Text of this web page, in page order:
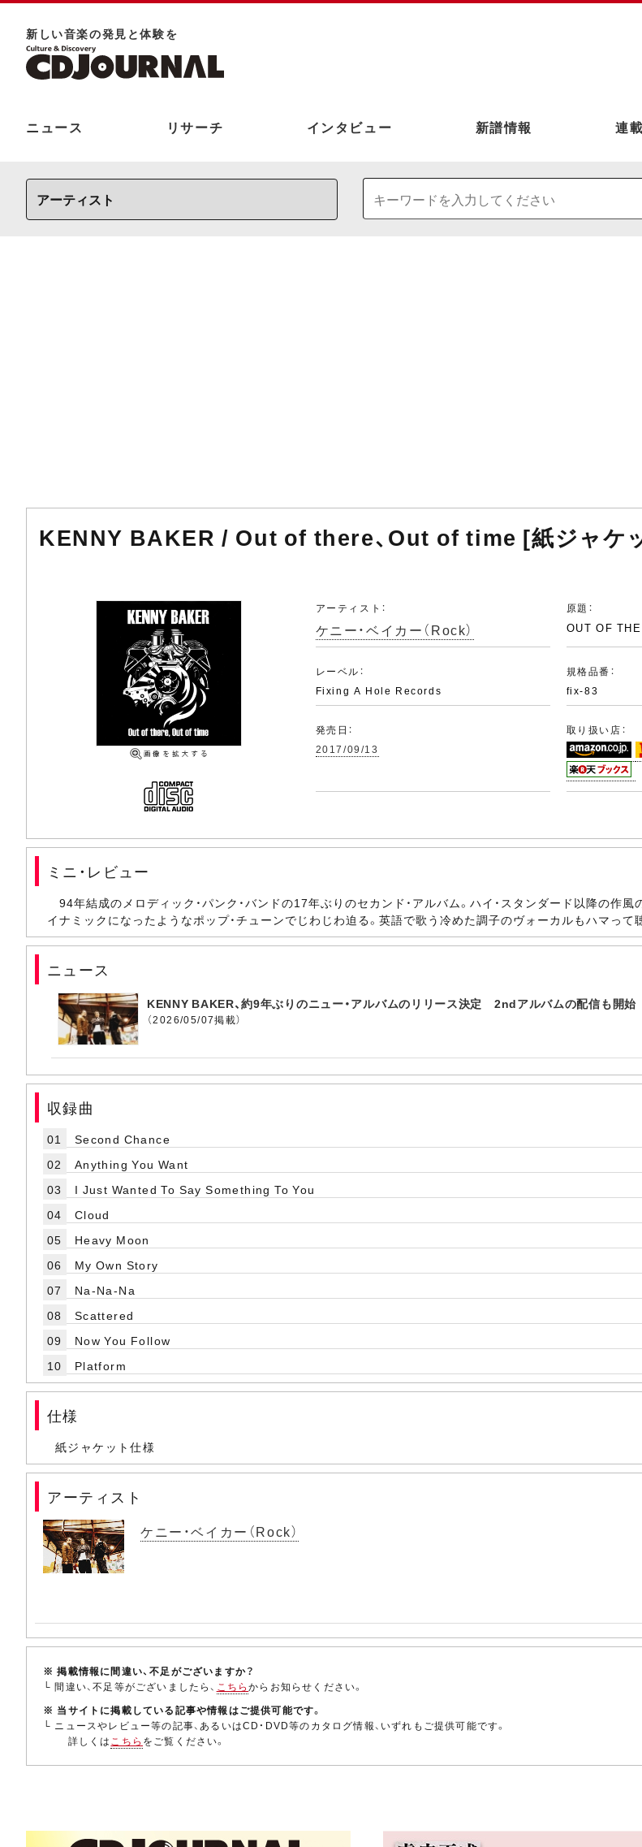
新しい⾳楽の発⾒と体験を
ニュース リサーチ インタビュー 新譜情報 連載
KENNY BAKER / Out of there、Out of time [紙ジャケ
アーティスト：
ケニー・ベイカー（Rock）
原題：
OUT OF
レーベル：
Fixing A Hole Records
規格品番：
fix-83
発売日：
2017/09/13
取り扱い店：
ミニ・レビュー
94年結成のメロディック・パンク・バンドの17年ぶりのセカンド・アルバム。ハイ・スタンダード以降の
イナミックになったようなポップ・チューンでじわじわ迫る。英語で歌う冷めた調子のヴォーカルもハマって
ニュース
KENNY BAKER、約9年ぶりのニュー・アルバムのリリース決定 2ndアルバムの配信も開始
（2026/05/07掲載）
収録曲
01
Second Chance
02
Anything You Want
03
I Just Wanted To Say Something To You
04
Cloud
05
Heavy Moon
06
My Own Story
07
Na-Na-Na
08
Scattered
09
Now You Follow
10
Platform
仕様
紙ジャケット仕様
アーティスト
ケニー・ベイカー（Rock）
※ 掲載情報に間違い、不足がございますか？
└ 間違い、不足等がございましたら、 こちらからお知らせください。
※ 当サイトに掲載している記事や情報はご提供可能です。
└ ニュースやレビュー等の記事、あるいはCD・DVD等のカタログ情報、いずれもご提供可能です。
詳しくはこちら をご覧ください。